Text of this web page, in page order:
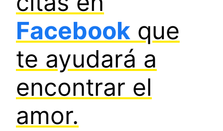
Facebook que
te ayudará a
encontrar el
amor.